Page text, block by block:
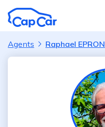
Agents Raphael EPRON